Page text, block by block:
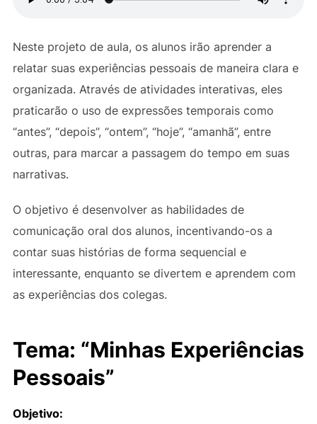
Neste projeto de aula, os alunos irão aprender a
relatar suas experiências pessoais de maneira clara e
organizada. Através de atividades interativas, eles
praticarão o uso de expressões temporais como
“antes”, “depois”, “ontem”, “hoje”, “amanhã”, entre
outras, para marcar a passagem do tempo em suas
narrativas.
O objetivo é desenvolver as habilidades de
comunicação oral dos alunos, incentivando-os a
contar suas histórias de forma sequencial e
interessante, enquanto se divertem e aprendem com
as experiências dos colegas.
Tema: “Minhas Experiências
Pessoais”
Objetivo: